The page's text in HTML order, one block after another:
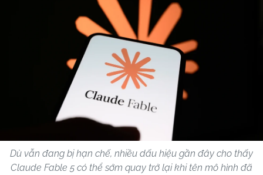
Dù vẫn đang bị hạn chế, nhiều dấu hiệu gần đây cho thấy
Claude Fable 5 có thể sớm quay trở lại khi tên mô hình đã